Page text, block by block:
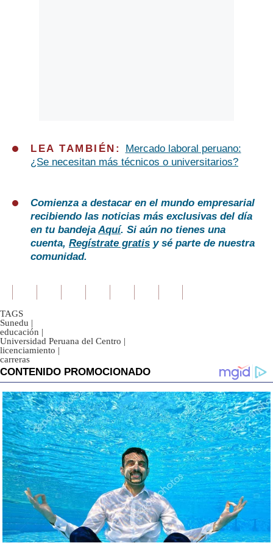
LEA TAMBIÉN:
Mercado laboral peruano:
¿Se necesitan más técnicos o universitarios?
Comienza a destacar en el mundo empresarial
recibiendo las noticias más exclusivas del día
en tu bandejaAquí. Si aún no tienes una
cuenta, Regístrate gratis y sé parte de nuestra
comunidad.
TAGS
Sunedu |
educación |
Universidad Peruana del Centro |
licenciamiento |
carreras